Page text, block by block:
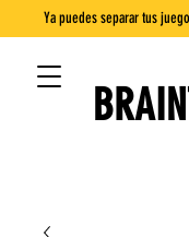
Ya puedes separar tus